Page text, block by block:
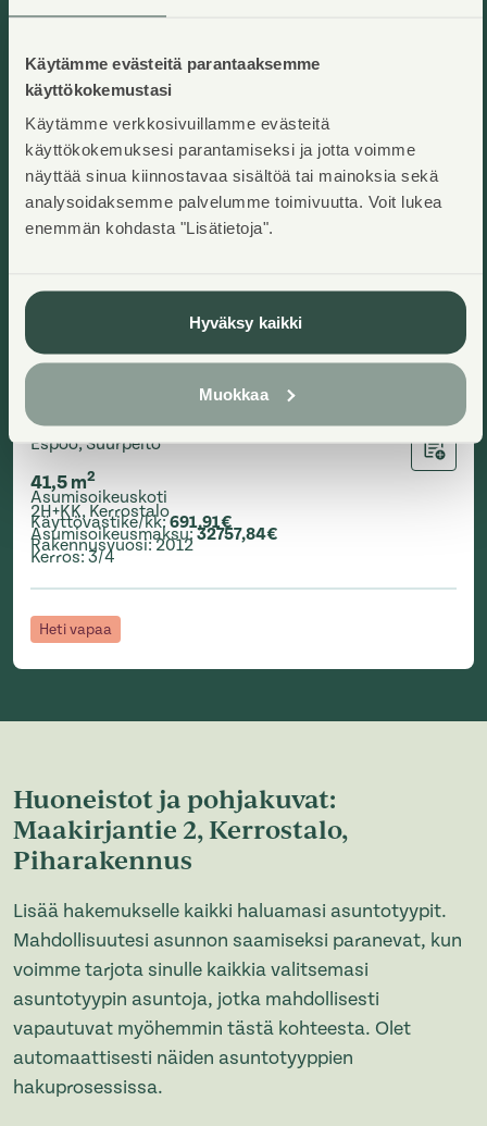
Käytämme evästeitä parantaaksemme
käyttökokemustasi
Käytämme verkkosivuillamme evästeitä
käyttökokemuksesi parantamiseksi ja jotta voimme
näyttää sinua kiinnostavaa sisältöä tai mainoksia sekä
analysoidaksemme palvelumme toimivuutta. Voit lukea
enemmän kohdasta "Lisätietoja".
Hyväksy kaikki
Muokkaa
Maakirjantie 2 E 115
Espoo, Suurpelto
Lisää
41,5m2
Asumisoikeuskoti
2H+KK, Kerrostalo
Käyttövastike/kk:691,91€
Asumisoikeusmaksu:32757,84€
Rakennusvuosi:2012
Kerros:3/4
Heti vapaa
Huoneistot ja pohjakuvat:
Maakirjantie 2, Kerrostalo,
Piharakennus
Lisää hakemukselle kaikki haluamasi asuntotyypit.
Mahdollisuutesi asunnon saamiseksi paranevat, kun
voimme tarjota sinulle kaikkia valitsemasi
asuntotyypin asuntoja, jotka mahdollisesti
vapautuvat myöhemmin tästä kohteesta. Olet
automaattisesti näiden asuntotyyppien
hakuprosessissa.